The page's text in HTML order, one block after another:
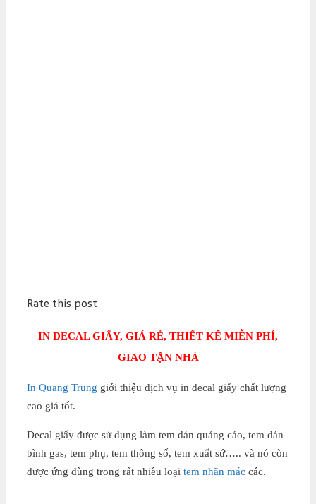
Rate this post
IN DECAL GIẤY, GIÁ RẺ, THIẾT KẾ MIỄN PHÍ,
GIAO TẬN NHÀ
In Quang Trung giới thiệu dịch vụ in decal giấy chất lượng
cao giá tốt.
Decal giấy được sử dụng làm tem dán quảng cáo, tem dán
bình gas, tem phụ, tem thông số, tem xuất sứ….. và nó còn
được ứng dùng trong rất nhiều loại tem nhãn mác các.